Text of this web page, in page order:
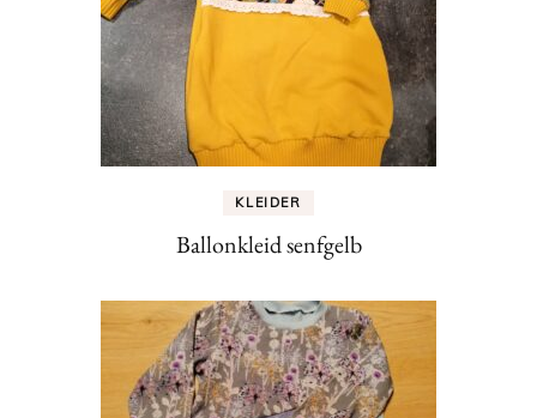
KLEIDER
Ballonkleid senfgelb